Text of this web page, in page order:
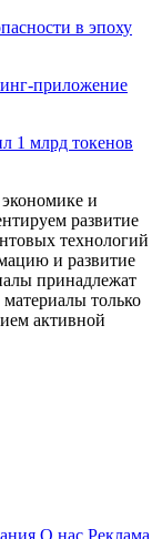
в эпоху
приложение
1 млрд токенов
и
развитие
технологий
и развитие
принадлежат
только
активной
О нас Реклама